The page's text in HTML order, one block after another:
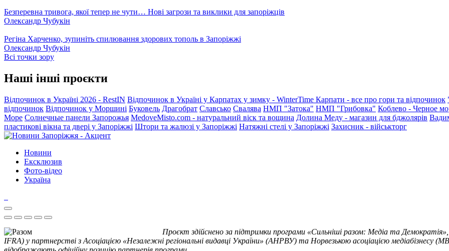
Безперевна тривога, якої тепер не чути… Нові загрози та виклики для запоріжців
Олександр Чубукін
Регіна Харченко, зупиніть спилювання здорових тополь в Запоріжжі
Олександр Чубукін
Всі точки зору
Наші інші проєкти
Відпочинок в Україні 2026 - RestIN Відпочинок в Україні у Карпатах у зимку - WinterTime Карпати - все про гори та відпочинок
відпочинок Відпочинок у Моршині Буковель Драгобрат Славсько Свалява НМП "Затока" НМП "Грибовка" Коблево - Черное
Море Солнечные панели Запорожья MedoveMisto.com - натуральний віск та вощина Долина Меду - магазин для бджолярів
пластикові вікна та двері у Запоріжжі Штори та жалюзі у Запоріжжі Натяжні стелі у Запоріжжі Захисник - військторг
Новини
Ексклюзив
Фото-відео
Україна
Проєкт здійснено за підтримки програми «Сильніші разом: Медіа та
IFRA) у партнерстві з Асоціацією «Незалежні регіональні видавці України» (АНРВУ) та Норвезькою асоціацією медіабізнесу